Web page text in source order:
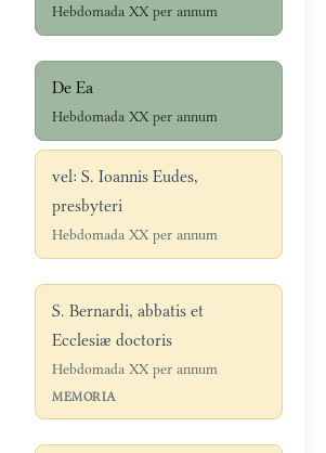
Hebdomada XX per annum
De Ea
Hebdomada XX per annum
vel: S. Ioannis Eudes,
presbyteri
Hebdomada XX per annum
S. Bernardi, abbatis et
Ecclesiæ doctoris
Hebdomada XX per annum
MEMORIA